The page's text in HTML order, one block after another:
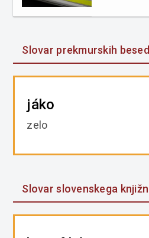
Slovar prekmurskih besed
jáko
zelo
Slovar slovenskega